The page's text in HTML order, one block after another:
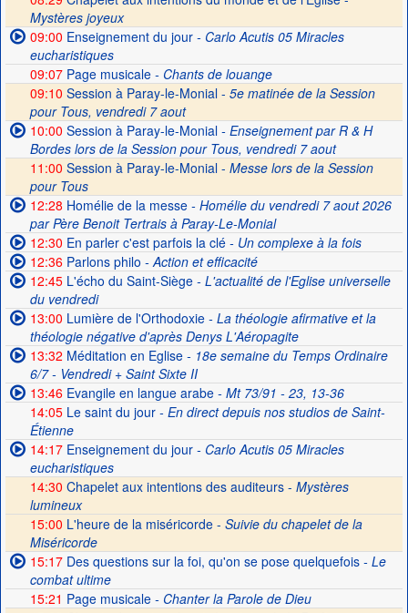
Mystères joyeux
09:00 Enseignement du jour- Carlo Acutis 05 Miracles
eucharistiques
09:07Page musicale- Chants de louange
09:10 Session à Paray-le-Monial - 5e matinée de la Session
pour Tous, vendredi 7 aout
10:00 Session à Paray-le-Monial- Enseignement par R & H
Bordes lors de la Session pour Tous, vendredi 7 aout
11:00 Session à Paray-le-Monial - Messe lors de la Session
pour Tous
12:28 Homélie de la messe- Homélie du vendredi 7 aout 2026
par Père Benoit Tertrais à Paray-Le-Monial
12:30 En parler c'est parfois la clé- Un complexe à la fois
12:36Parlons philo - Action et efficacité
12:45L'écho du Saint-Siège- L'actualité de l'Eglise universelle
du vendredi
13:00 Lumière de l'Orthodoxie- La théologie afirmative et la
théologie négative d'après Denys L'Aéropagite
13:32 Méditation en Eglise- 18e semaine du Temps Ordinaire
6/7 - Vendredi + Saint Sixte II
13:46Evangile en langue arabe- Mt 73/91 - 23, 13-36
14:05Le saint du jour- En direct depuis nos studios de Saint-
Étienne
14:17Enseignement du jour- Carlo Acutis 05 Miracles
eucharistiques
14:30 Chapelet aux intentions des auditeurs - Mystères
lumineux
15:00 L'heure de la miséricorde - Suivie du chapelet de la
Miséricorde
15:17Des questions sur la foi, qu'on se pose quelquefois- Le
combat ultime
15:21 Page musicale- Chanter la Parole de Dieu